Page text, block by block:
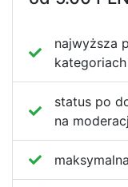
najwyższa
status po
na